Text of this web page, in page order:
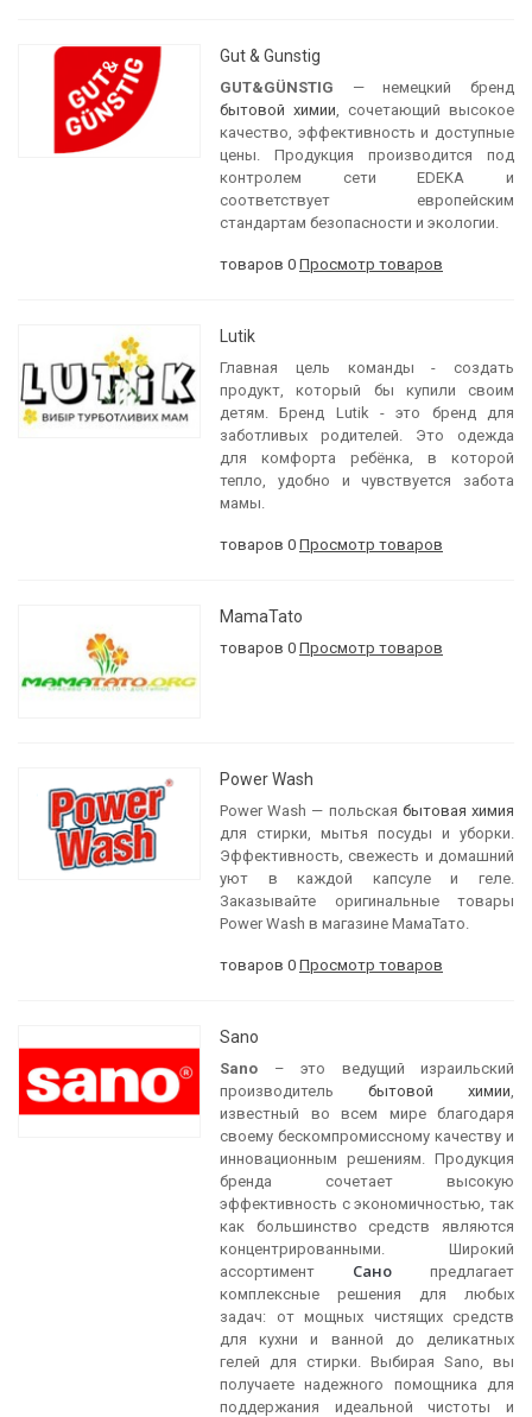
Gut & Gunstig
GUT&GÜNSTIG — немецкий бренд
бытовой химии , сочетающий высокое
качество, эффективность и доступные
цены. Продукция производится под
контролем сети EDEKA и
соответствует европейским
стандартам безопасности и экологии.
товаров 0 Просмотр товаров
Lutik
Главная цель команды - создать
продукт, который бы купили своим
детям. Бренд Lutik - это бренд для
заботливых родителей. Это одежда
для комфорта ребёнка, в которой
тепло, удобно и чувствуется забота
мамы.
товаров 0 Просмотр товаров
MamaTato
товаров 0 Просмотр товаров
Power Wash
Power Wash — польская бытовая химия
для стирки, мытья посуды и уборки.
Эффективность, свежесть и домашний
уют в каждой капсуле и геле.
Заказывайте оригинальные товары
Power Wash в магазине МамаТато.
товаров 0 Просмотр товаров
Sano
Sano – это ведущий израильский
производитель бытовой химии
известный во всем мире благодаря
своему бескомпромиссному качеству и
инновационным решениям. Продукция
бренда сочетает высокую
эффективность с экономичностью, так
как большинство средств являются
концентрированными. Широкий
ассортимент Сано предлагает
комплексные решения для любых
задач: от мощных чистящих средств
для кухни и ванной до деликатных
гелей для стирки. Выбирая Sano, вы
получаете надежного помощника для
поддержания идеальной чистоты и